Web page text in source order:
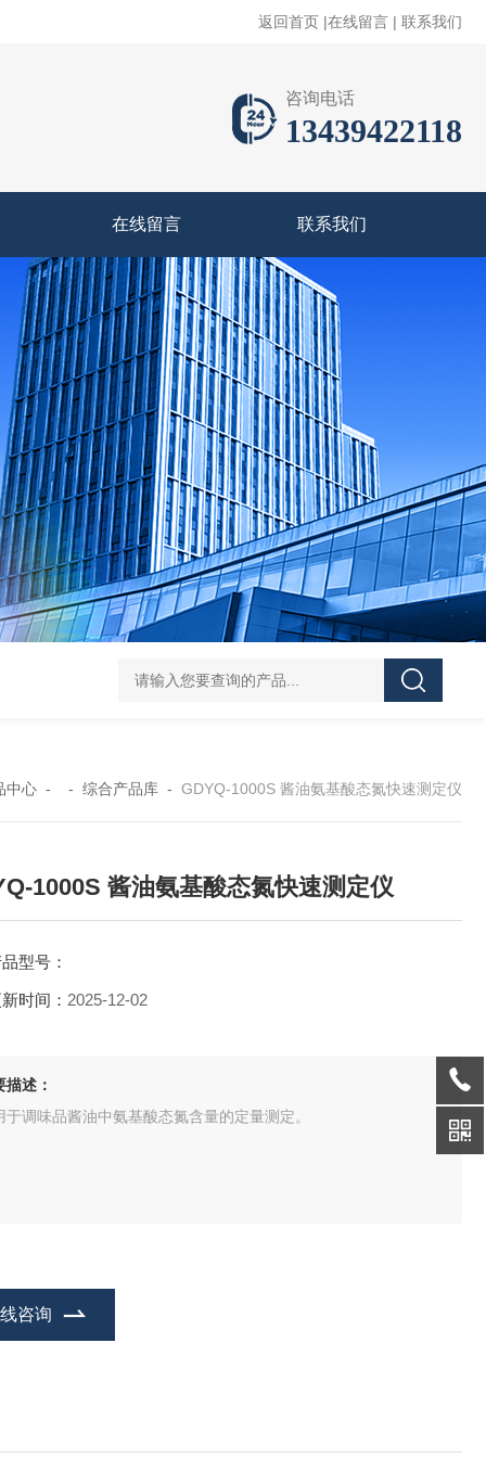
返回首页 |在线留言 | 联系我们
咨询电话
13439422118
在线留言 联系我们
DS-50d韩国大成管道漏水检测仪 DS-50d韩国
中心 - - 综合产品库 - GDYQ-1000S 酱油氨基酸态氮快速测定仪
1000S 酱油氨基酸态氮快速测定仪
型号：
时间： 2025-12-02
描述：
于调味品酱油中氨基酸态氮含量的定量测定。
咨询